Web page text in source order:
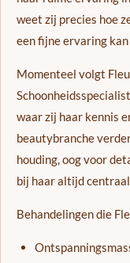
weet zij precies hoe
een fijne ervaring kan
Momenteel volgt
waar zij haar kennis
beautybranche
houding, oog voor
bij haar altijd
Behandelingen die